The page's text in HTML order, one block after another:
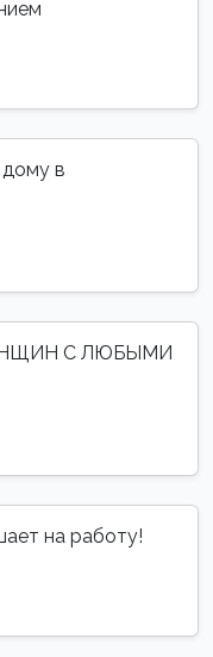
в
С ЛЮБЫМИ
на работу!